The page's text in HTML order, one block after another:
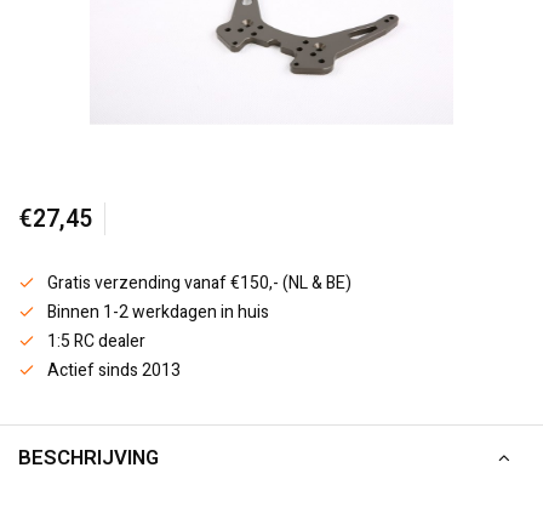
€27,45
Gratis verzending vanaf €150,- (NL & BE)
Binnen 1-2 werkdagen in huis
1:5 RC dealer
Actief sinds 2013
BESCHRIJVING